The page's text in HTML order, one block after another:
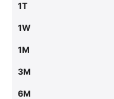
1T
1W
1M
3M
6M